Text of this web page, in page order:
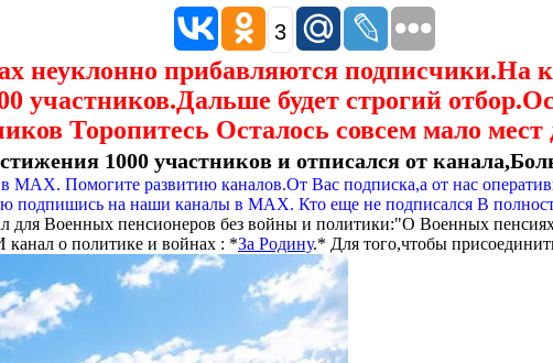
3
неуклонно прибавляются
участников.Дальше будет строгий
Торопитесь Осталось совсем мало
1000 участников и отписался от
МАХ. Помогите развитию каналов.От Вас подписка,а от нас
подпишись на наши каналы в МАХ. Кто еще не подписался В
для Военных пенсионеров без войны и политики:"О Военных
канал о политике и войнах : *За Родину.* Для того,чтобы